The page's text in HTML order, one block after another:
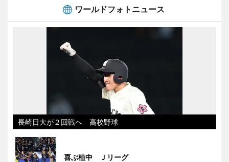
ワールドフォトニュース
長崎日大が２回戦へ 高校野球
喜ぶ植中 Ｊリーグ